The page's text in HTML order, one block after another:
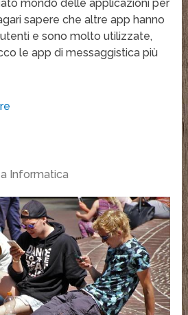
mondo delle applicazioni per
sapere che altre app hanno
e sono molto utilizzate,
le app di messaggistica più
Informatica